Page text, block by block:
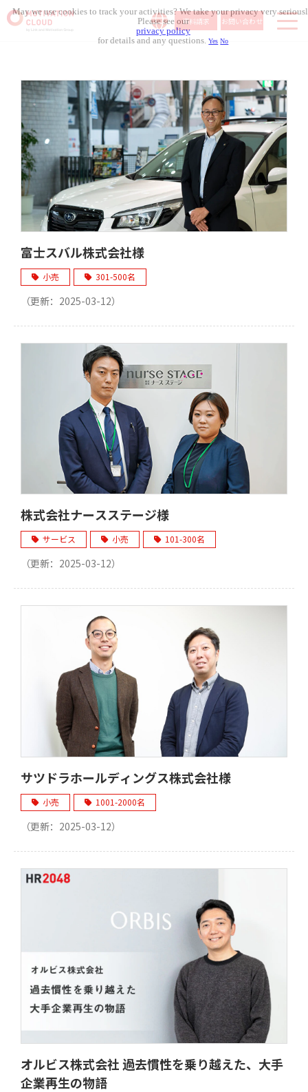
資料請求 お問い合わせ
導入事例
料金体系
無料セミナー
お役立ち資料
コラム記事
組織人事メディア
富士スバル株式会社様
小売 301-500名
（更新： 2025-03-12）
株式会社ナースステージ様
サービス 小売 101-300名
（更新： 2025-03-12）
サツドラホールディングス株式会社様
小売 1001-2000名
（更新： 2025-03-12）
オルビス株式会社 過去慣性を乗り越えた、大手
企業再生の物語
May we use cookies to track your activities? We take your privacy very
Please see our
privacy policy
for details and any questions.Yes No